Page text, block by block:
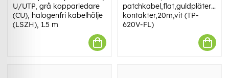
U/UTP, grå kopparledare
(CU), halogenfri kabelhölje
(LSZH), 1.5 m
patchkabel,flat,guldpläterade
kontakter,20m,vit (TP-
620V-FL)